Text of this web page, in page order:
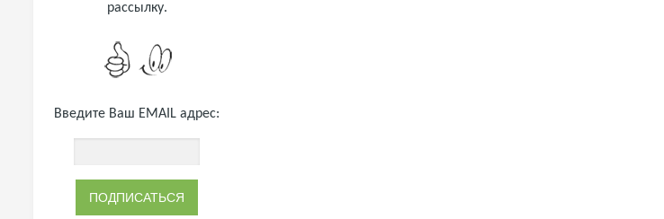
рассылку.
Введите Ваш EMAIL адрес: